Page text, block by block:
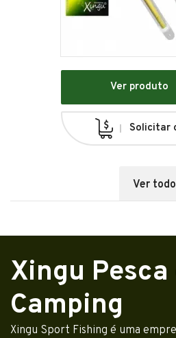
Ver produto
Solicitar
Ver
Xingu Pesca
Camping
Xingu Sport Fishing é uma